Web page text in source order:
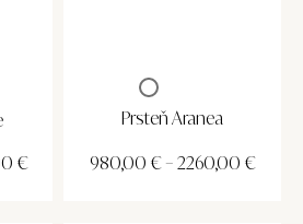
€
Prsteň Aranea
980,00 € – 2260,00 €